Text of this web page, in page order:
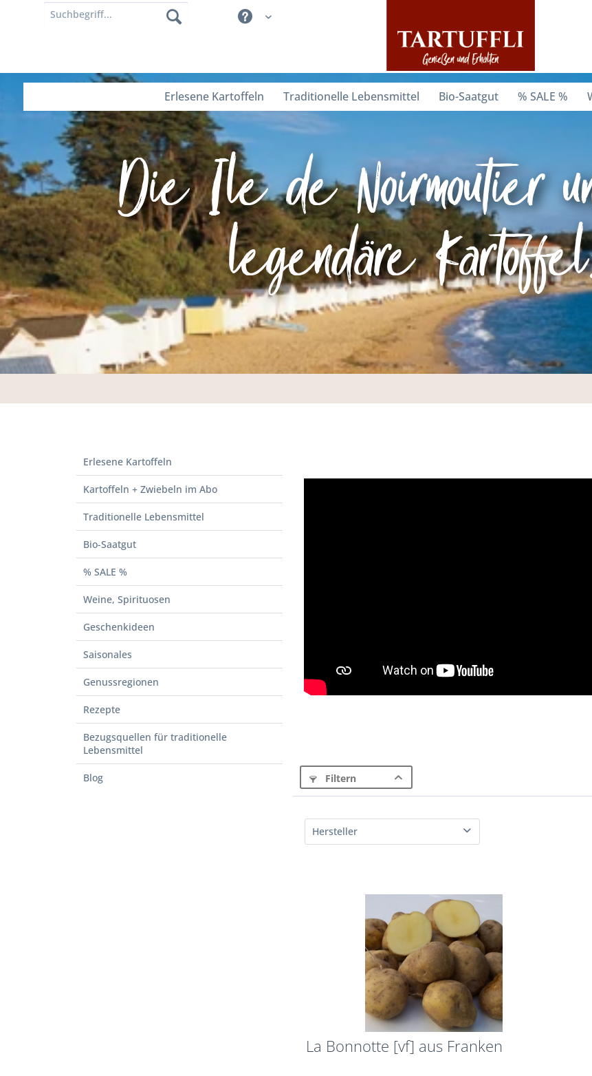
Erlesene Kartoffeln Traditionelle Lebensmittel Bio-Saatgut % SALE %
Die Ile de Noirmoutier
legendäre
Erlesene Kartoffeln
Kartoffeln + Zwiebeln im Abo
Traditionelle Lebensmittel
Bio-Saatgut
% SALE %
Weine, Spirituosen
Geschenkideen
Saisonales
Genussregionen
Rezepte
Bezugsquellen für traditionelle
Lebensmittel
Blog Filtern
Hersteller
La Bonnotte [vf] aus Franken